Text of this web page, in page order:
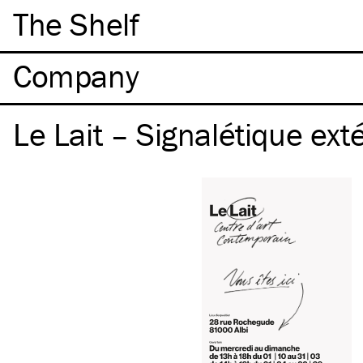
The Shelf
Company
Le Lait – Signalétique